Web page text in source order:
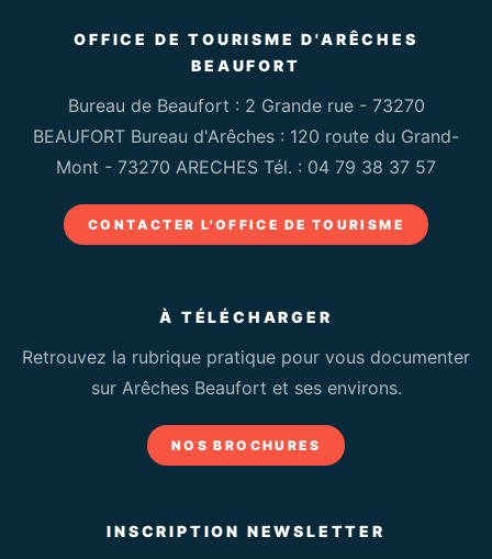
OFFICE DE TOURISME D'ARÊCHES
BEAUFORT
Bureau de Beaufort : 2 Grande rue - 73270
BEAUFORT Bureau d'Arêches : 120 route du Grand-
Mont - 73270 ARECHES Tél. : 04 79 38 37 57
CONTACTER L'OFFICE DE TOURISME
À TÉLÉCHARGER
Retrouvez la rubrique pratique pour vous documenter
sur Arêches Beaufort et ses environs.
NOS BROCHURES
INSCRIPTION NEWSLETTER